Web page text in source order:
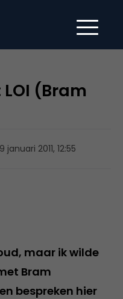
(Bram
januari 2011, 12:55
maar ik wilde
Bram
bespreken hier